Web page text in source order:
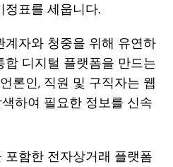
정표를 세웁니다.
자와 청중을 위해 유연하
디지털 플랫폼을 만드는
론인, 직원 및 구직자는 웹
하여 필요한 정보를 신속
함한 전자상거래 플랫폼